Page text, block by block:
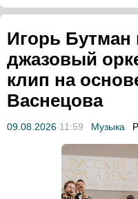
Игорь Бутман
джазовый
клип на
Васнецова
09.08.2026 11:59 Музыка